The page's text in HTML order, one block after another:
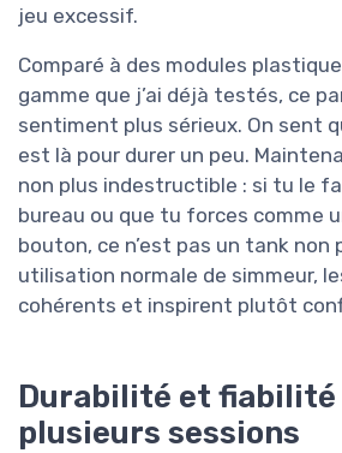
jeu excessif.
Comparé à des modules
gamme que j’ai déjà testés, ce
sentiment plus sérieux. On sent
est là pour durer un peu.
non plus indestructible : si tu le
bureau ou que tu forces comme
bouton, ce n’est pas un tank non
utilisation normale de simmeur,
cohérents et inspirent plutôt
Durabilité et fiabilité
plusieurs sessions